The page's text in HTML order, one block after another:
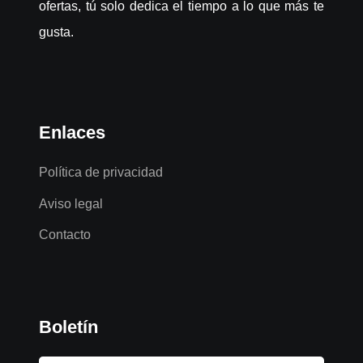
ofertas, tú solo dedica el tiempo a lo que más te
gusta.
Enlaces
Política de privacidad
Aviso legal
Contacto
Boletín